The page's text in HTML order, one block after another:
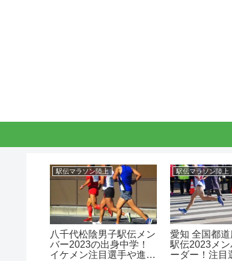
駅伝マラソン陸上
八千代松陰男子駅伝メン
バー2023の出身中学！
イケメン注目選手や進
駅伝マラソン陸上
愛知 全国都道府県対抗
駅伝2023メ
ーダー！注目